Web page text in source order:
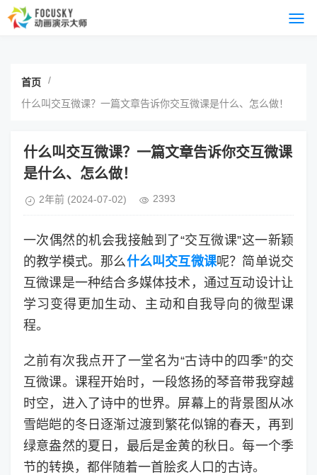
首页 /
什么叫交互微课？一篇文章告诉你交互微课是什么、怎么做！
什么叫交互微课？一篇文章告诉你交互微课
是什么、怎么做！
2年前 (2024-07-02) 2393
一次偶然的机会我接触到了“交互微课”这一新颖
的教学模式。那么什么叫交互微课呢？简单说交
互微课是一种结合多媒体技术，通过互动设计让
学习变得更加生动、主动和自我导向的微型课
程。
之前有次我点开了一堂名为“古诗中的四季”的交
互微课。课程开始时，一段悠扬的琴音带我穿越
时空，进入了诗中的世界。屏幕上的背景图从冰
雪皑皑的冬日逐渐过渡到繁花似锦的春天，再到
绿意盎然的夏日，最后是金黄的秋日。每一个季
节的转换，都伴随着一首脍炙人口的古诗。